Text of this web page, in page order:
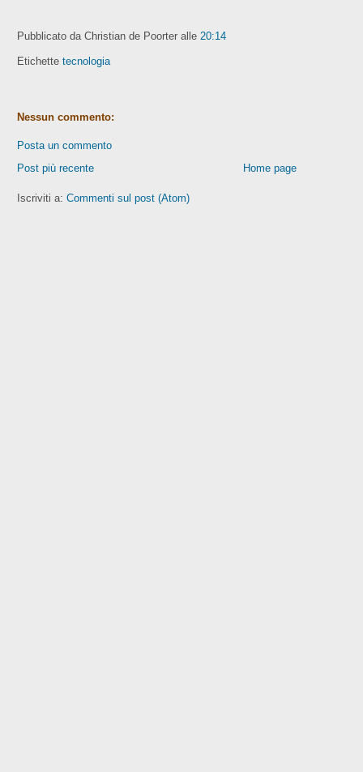
Pubblicato da Christian de Poorter alle 20:14
Etichette tecnologia
Nessun commento:
Posta un commento
Post più recente
Home page
Iscriviti a: Commenti sul post (Atom)